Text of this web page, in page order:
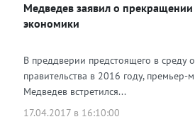
Медведев заявил о прекращении
экономики
В преддверии предстоящего в среду
правительства в 2016 году,
Медведев встретился...
17.04.2017 в 16:10:00